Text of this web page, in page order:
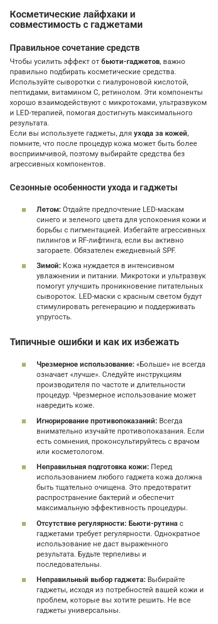
Косметические лайфхаки и
совместимость с гаджетами
Правильное сочетание средств
Чтобы усилить эффект от бьюти-гаджетов, важно
правильно подбирать косметические средства.
Используйте сыворотки с гиалуроновой кислотой,
пептидами, витамином С, ретинолом. Эти компоненты
хорошо взаимодействуют с микротоками, ультразвуком
и LED-терапией, помогая достигнуть максимального
результата.
Если вы используете гаджеты, для ухода за кожей,
помните, что после процедур кожа может быть более
восприимчивой, поэтому выбирайте средства без
агрессивных компонентов.
Сезонные особенности ухода и гаджеты
Летом: Отдайте предпочтение LED-маскам
синего и зеленого цвета для успокоения кожи и
борьбы с пигментацией. Избегайте агрессивных
пилингов и RF-лифтинга, если вы активно
загораете. Обязателен ежедневный SPF.
Зимой: Кожа нуждается в интенсивном
увлажнении и питании. Микротоки и ультразвук
помогут улучшить проникновение питательных
сывороток. LED-маски с красным светом будут
стимулировать регенерацию и поддерживать
упругость.
Типичные ошибки и как их избежать
Чрезмерное использование: «Больше» не всегда
означает «лучше». Следуйте инструкциям
производителя по частоте и длительности
процедур. Чрезмерное использование может
навредить коже.
Игнорирование противопоказаний: Всегда
внимательно изучайте противопоказания. Если
есть сомнения, проконсультируйтесь с врачом
или косметологом.
Неправильная подготовка кожи: Перед
использованием любого гаджета кожа должна
быть тщательно очищена. Это предотвратит
распространение бактерий и обеспечит
максимальную эффективность процедуры.
Отсутствие регулярности: Бьюти-рутина с
гаджетами требует регулярности. Однократное
использование не даст выраженного
результата. Будьте терпеливы и
последовательны.
Неправильный выбор гаджета: Выбирайте
гаджеты, исходя из потребностей вашей кожи и
проблем, которые вы хотите решить. Не все
гаджеты универсальны.